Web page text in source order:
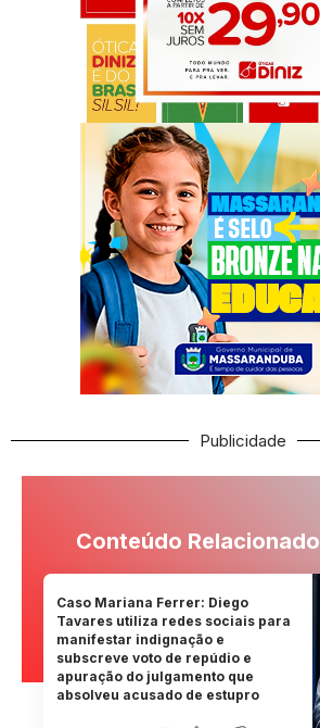
Publicidade
Conteúdo Relacionado
Caso Mariana Ferrer: Diego
Tavares utiliza redes sociais para
manifestar indignação e
subscreve voto de repúdio e
apuração do julgamento que
absolveu acusado de estupro